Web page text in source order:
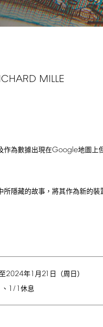
MILLE
作為數據出現在Google地圖上
隱藏的故事，將其作為新的裝
2024年1 月 21 日（周日）
、 1/1休息